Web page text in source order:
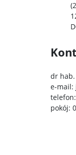
dr hab.
e-mail:
pokój: